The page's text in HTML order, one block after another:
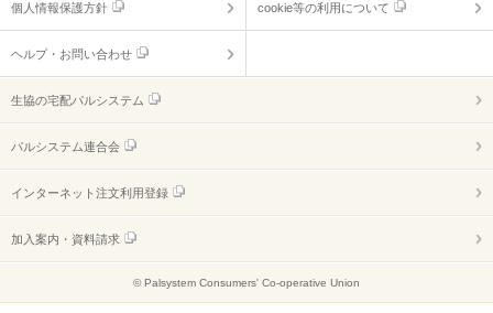
個人情報保護方針 cookie等の利用について
ヘルプ・お問い合わせ
生協の宅配パルシステム
パルシステム連合会
インターネット注文利用登録
加入案内・資料請求
© Palsystem Consumers' Co-operative Union